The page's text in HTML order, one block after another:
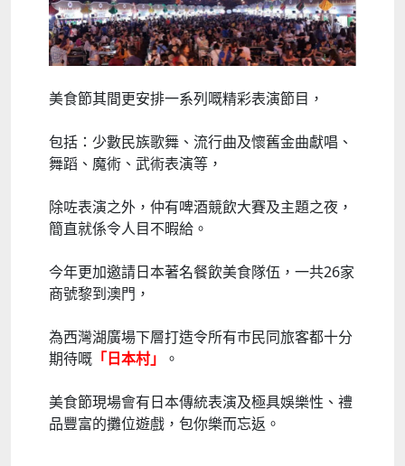
美食節其間更安排一系列嘅精彩表演節目，
包括：少數民族歌舞、流行曲及懷舊金曲獻唱、
舞蹈、魔術、武術表演等，
除咗表演之外，仲有啤酒競飲大賽及主題之夜，
簡直就係令人目不暇給。
今年更加邀請日本著名餐飲美食隊伍，一共26家
商號黎到澳門，
為西灣湖廣場下層打造令所有巿民同旅客都十分
期待嘅 「日本村」 。
美食節現場會有日本傳統表演及極具娛樂性、禮
品豐富的攤位遊戲，包你樂而忘返。